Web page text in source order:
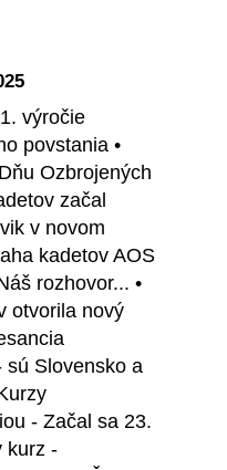
výročie
povstania •
Ozbrojených
začal
v novom
kadetov AOS
rozhovor... •
otvorila nový
sú Slovensko a
- Začal sa 23.
kurz -